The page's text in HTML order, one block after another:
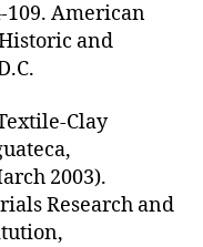
109. American
and
Clay
2003).
Research and